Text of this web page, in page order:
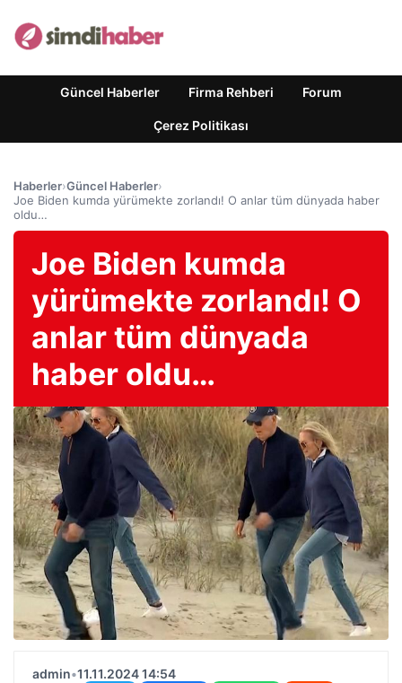
Güncel Haberler Firma Rehberi Forum
Çerez Politikası
Haberler›Güncel Haberler›
Joe Biden kumda yürümekte zorlandı! O anlar tüm dünyada haber
oldu…
Joe Biden kumda
yürümekte zorlandı! O
anlar tüm dünyada
haber oldu…
admin•11.11.2024 14:54